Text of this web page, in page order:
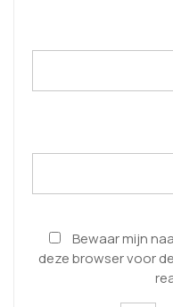
Bewaar mijn
deze browser voor